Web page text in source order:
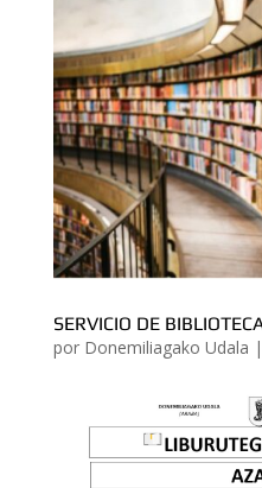
SERVICIO DE
por Donemiliagako Udala |